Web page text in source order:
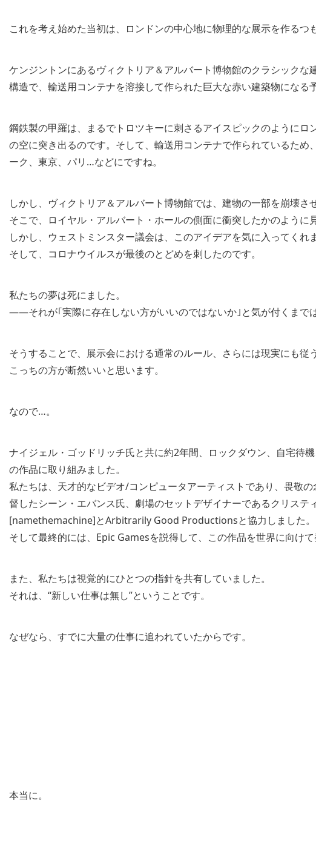
これを考え始めた当初は、ロンドンの中心地に物理的な展示を作るつ
ケンジントンにあるヴィクトリア＆アルバート博物館のクラシック
構造で、輸送用コンテナを溶接して作られた巨大な赤い建築物になる
鋼鉄製の甲羅は、まるでトロツキーに刺さるアイスピックのように
の空に突き出るのです。そして、輸送用コンテナで作られているため
ーク、東京、パリ…などにですね。
しかし、ヴィクトリア＆アルバート博物館では、建物の一部を崩壊さ
そこで、ロイヤル・アルバート・ホールの側面に衝突したかのように
しかし、ウェストミンスター議会は、このアイデアを気に入ってくれ
そして、コロナウイルスが最後のとどめを刺したのです。
私たちの夢は死にました。
――それが｢実際に存在しない方がいいのではないか｣と気が付くまで
そうすることで、展示会における通常のルール、さらには現実にも従
こっちの方が断然いいと思います。
なので…。
ナイジェル・ゴッドリッチ氏と共に約2年間、ロックダウン、自宅待
の作品に取り組みました。
私たちは、天才的なビデオ/コンピュータアーティストであり、畏敬
督したシーン・エバンス氏、劇場のセットデザイナーであるクリス
[namethemachine]とArbitrarily Good Productionsと協力しました。
そして最終的には、Epic Gamesを説得して、この作品を世界に向けて
また、私たちは視覚的にひとつの指針を共有していました。
それは、“新しい仕事は無し”ということです。
なぜなら、すでに大量の仕事に追われていたからです。
本当に。